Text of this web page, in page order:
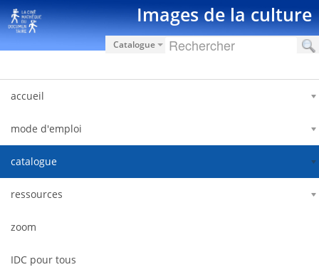
Saut au contenu Images de la culture
Catalogue
accueil
mode d'emploi
catalogue
ressources
zoom
IDC pour tous